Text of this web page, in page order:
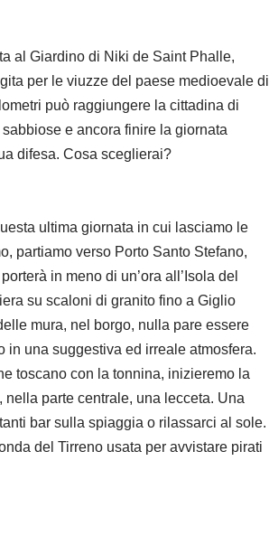
al Giardino di Niki de Saint Phalle,
per le viuzze del paese medioevale di
può raggiungere la cittadina di
e ancora finire la giornata
difesa. Cosa sceglierai?
ultima giornata in cui lasciamo le
partiamo verso Porto Santo Stefano,
in meno di un’ora all’Isola del
su scaloni di granito fino a Giglio
mura, nel borgo, nulla pare essere
in una suggestiva ed irreale atmosfera.
toscano con la tonnina, inizieremo la
parte centrale, una lecceta. Una
bar sulla spiaggia o rilassarci al sole.
del Tirreno usata per avvistare pirati